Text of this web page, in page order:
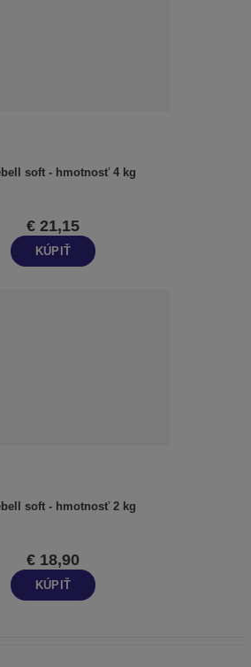
Kettlebell soft - hmotnosť 4 kg
€ 21,15
KÚPIŤ
soft - hmotnosť 2 kg
€ 18,90
KÚPIŤ